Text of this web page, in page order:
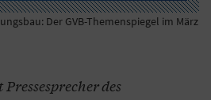
Der GVB-Themenspiegel im März
Pressesprecher des